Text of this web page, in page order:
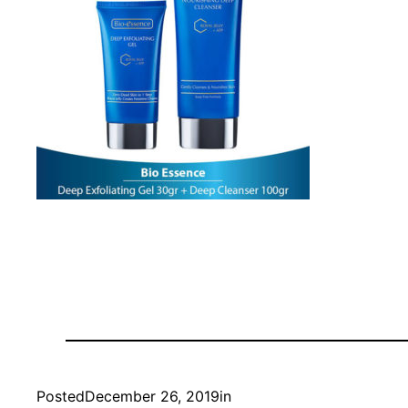
PostedDecember 26, 2019in